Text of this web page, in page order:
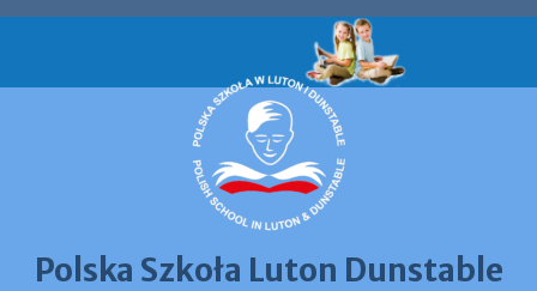
Polska Szkoła Luton Dunstable